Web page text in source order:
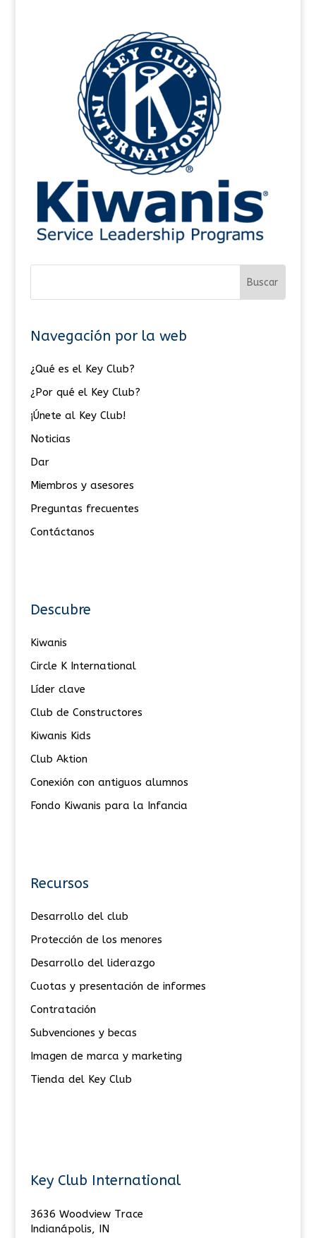
Navegación por la web
¿Qué es el Key Club?
¿Por qué el Key Club?
¡Únete al Key Club!
Noticias
Dar
Miembros y asesores
Preguntas frecuentes
Contáctanos
Descubre
Kiwanis
Circle K International
Líder clave
Club de Constructores
Kiwanis Kids
Club Aktion
Conexión con antiguos alumnos
Fondo Kiwanis para la Infancia
Recursos
Desarrollo del club
Protección de los menores
Desarrollo del liderazgo
Cuotas y presentación de informes
Contratación
Subvenciones y becas
Imagen de marca y marketing
Tienda del Key Club
Key Club International
3636 Woodview Trace
Indianápolis, IN